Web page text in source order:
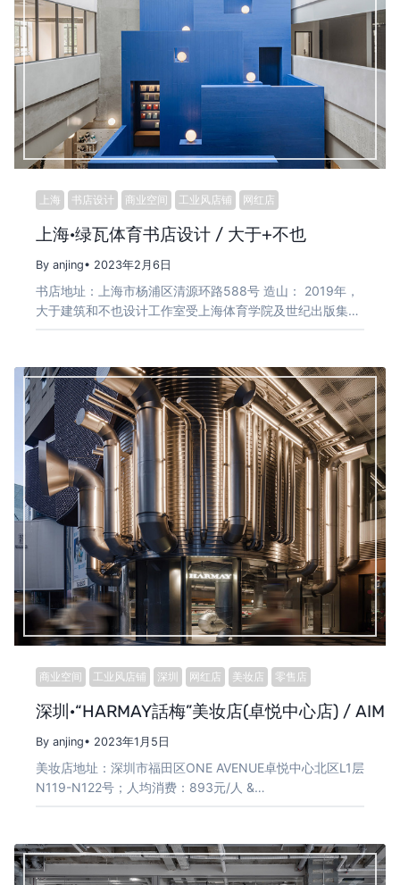
上海 书店设计 商业空间 工业风店铺 网红店
上海·绿瓦体育书店设计 / 大于+不也
By anjing• 2023年2月6日
书店地址：上海市杨浦区清源环路588号 造山： 2019年，
大于建筑和不也设计工作室受上海体育学院及世纪出版集…
商业空间 工业风店铺 深圳 网红店 美妆店 零售店
深圳·“HARMAY話梅”美妆店(卓悦中心店) / AIM
By anjing• 2023年1月5日
美妆店地址：深圳市福田区ONE AVENUE卓悦中心北区L1层
N119-N122号；人均消费：893元/人 &…